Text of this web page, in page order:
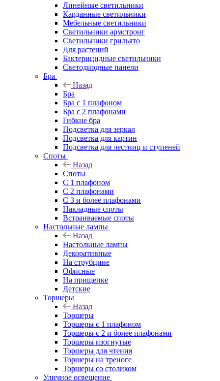
Линейные светильники
Карданные светильники
Мебельные светильники
Светильники армстронг
Светильники грильято
Для растений
Бактерицидные светильники
Светодиодные панели
Бра
Назад
Бра
Бра с 1 плафоном
Бра с 2 плафонами
Гибкие бра
Подсветка для зеркал
Подсветка для картин
Подсветка для лестниц и ступеней
Споты
Назад
Споты
С 1 плафоном
С 2 плафонами
С 3 и более плафонами
Накладные споты
Встраиваемые споты
Настольные лампы
Назад
Настольные лампы
Декоративные
На струбцине
Офисные
На прищепке
Детские
Торшеры
Назад
Торшеры
Торшеры с 1 плафоном
Торшеры с 2 и более плафонами
Торшеры изогнутые
Торшеры для чтения
Торшеры на треноге
Торшеры со столиком
Уличное освещение